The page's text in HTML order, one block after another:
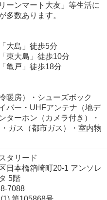
ーンマート大友」等生活に
多数あります。
大島」徒歩5分
東大島」徒歩10分
亀戸」徒歩18分
暖房）・シューズボック
バー・UHFアンテナ（地デ
ターホン（カメラ付き）・
ガス（都市ガス）・室内物
タリード
日本橋箱崎町20-1 アンソレ
5階
7088